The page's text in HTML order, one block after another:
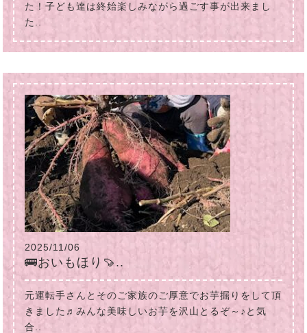
た！子ども達は終始楽しみながら過ごす事が出来まし
た..
2025/11/06
🚌おいもほり🍠..
元運転手さんとそのご家族のご厚意でお芋掘りをして頂
きました♬みんな美味しいお芋を沢山とるぞ～♪と気
合..